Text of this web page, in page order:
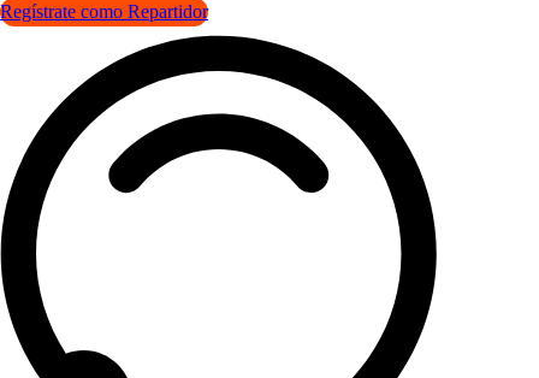
Regístrate como Repartidor